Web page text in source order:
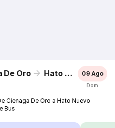
De Oro Hato Nuevo 09 Ago
Dom
Cienaga De Oro a Hato Nuevo
Bus